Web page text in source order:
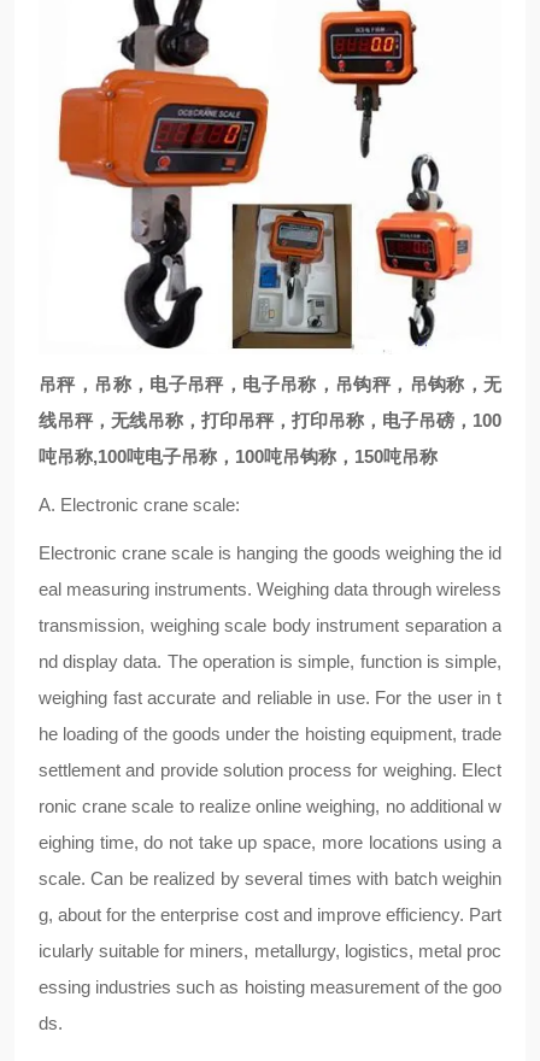
吊秤，吊称，电子吊秤，电子吊称，吊钩秤，吊钩称，无
线吊秤，无线吊称，打印吊秤，打印吊称，电子吊磅，100
吨吊称,100吨电子吊称，100吨吊钩称，150吨吊称
A. Electronic crane scale:
Electronic crane scale is hanging the goods weighing the id
eal measuring instruments. Weighing data through wireless
transmission, weighing scale body instrument separation a
nd display data. The operation is simple, function is simple,
weighing fast accurate and reliable in use. For the user in t
he loading of the goods under the hoisting equipment, trade
settlement and provide solution process for weighing. Elect
ronic crane scale to realize online weighing, no additional w
eighing time, do not take up space, more locations using a
scale. Can be realized by several times with batch weighin
g, about for the enterprise cost and improve efficiency. Part
icularly suitable for miners, metallurgy, logistics, metal proc
essing industries such as hoisting measurement of the goo
ds.